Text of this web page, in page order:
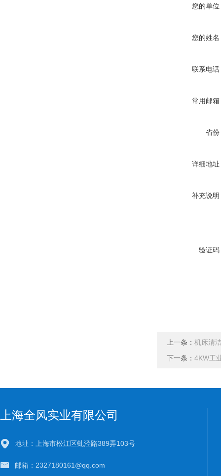
您的单位
您的姓名
联系电话
常用邮箱
省份
详细地址
补充说明
验证码
上一条： 机床清
下一条： 4KW工
上海全风实业有限公司
地址：上海市松江区虬泾路389弄103号
邮箱：2327180161@qq.com